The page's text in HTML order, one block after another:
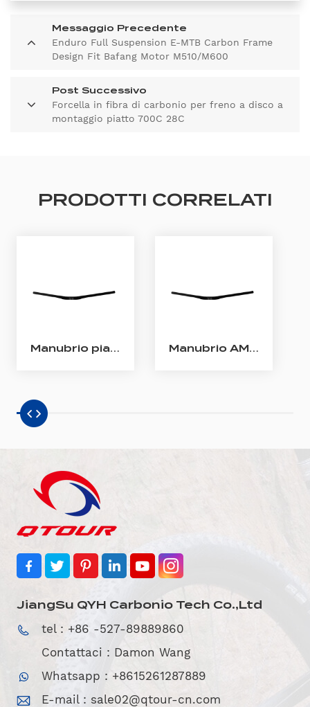
Messaggio Precedente
Enduro Full Suspension E-MTB Carbon Frame
Design Fit Bafang Motor M510/M600
Post Successivo
Forcella in fibra di carbonio per freno a disco a
montaggio piatto 700C 28C
PRODOTTI CORRELATI
Manubrio piatto MTB in carbonio da 31,8 mm Manubrio AM MTB Rise in carbonio da 31,8 mm
JiangSu QYH Carbonio Tech Co.,Ltd
tel : +86 -527-89889860
Contattaci : Damon Wang
Whatsapp : +8615261287889
E-mail : sale02@qtour-cn.com